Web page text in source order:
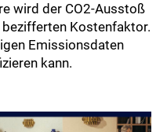
wird der CO2-Ausstoß
Kostenfaktor.
Emissionsdaten
kann.